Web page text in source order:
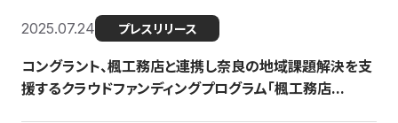
2025.07.24 プレスリリース
コングラント、楓工務店と連携し奈良の地域課題解決を支
援するクラウドファンディングプログラム「楓工務店...